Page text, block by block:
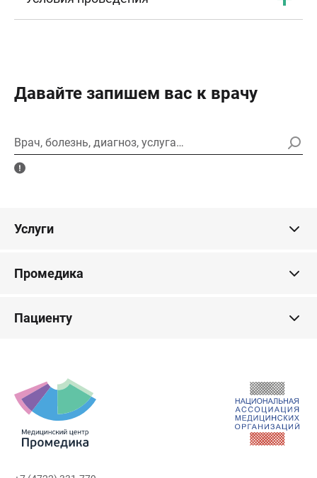
Давайте запишем вас к врачу
Врач, болезнь, диагноз, услуга…
Услуги
Промедика
Пациенту